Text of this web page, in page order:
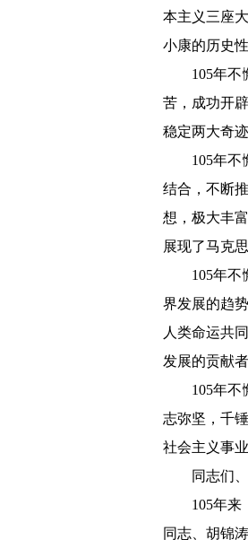
本主义三座
小康的历史
105年
苦，成功开
稳定两大奇
105年
结合，不断
想，极大丰
展现了马克
105年
界发展的趋
人类命运共
发展的贡献
105年
志弥坚，千
社会主义事
同志们
105年
同志、胡锦